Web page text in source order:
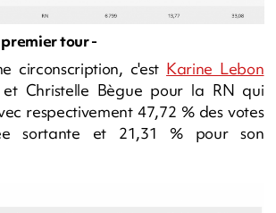
tour -
circonscription, c'est Karine Lebon
Christelle Bègue pour la RN qui
respectivement 47,72 % des votes
sortante et 21,31 % pour son